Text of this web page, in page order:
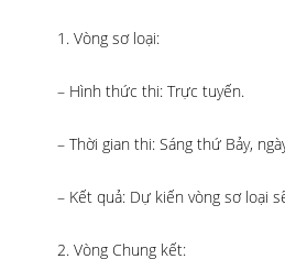
1. Vòng sơ loại:
– Hình thức thi: Trực tuyến.
– Thời gian thi: Sáng thứ Bảy,
– Kết quả: Dự kiến vòng sơ loại
2. Vòng Chung kết: